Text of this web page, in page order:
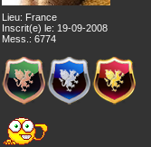
Lieu: France
Inscrit(e) le: 19-09-2008
Mess.: 6774